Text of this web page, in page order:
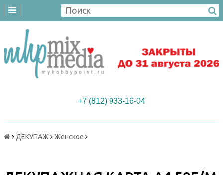
+7 (812) 933-16-04
ДЕКУПАЖ Женское